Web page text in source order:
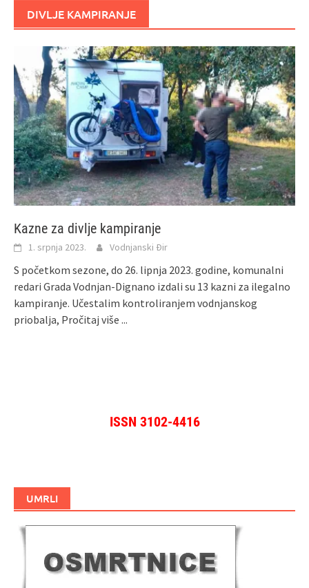
DIVLJE KAMPIRANJE
Kazne za divlje kampiranje
1. srpnja 2023. Vodnjanski Đir
S početkom sezone, do 26. lipnja 2023. godine, komunalni
redari Grada Vodnjan-Dignano izdali su 13 kazni za ilegalno
kampiranje. Učestalim kontroliranjem vodnjanskog
priobalja, Pročitaj više ...
ISSN 3102-4416
UMRLI